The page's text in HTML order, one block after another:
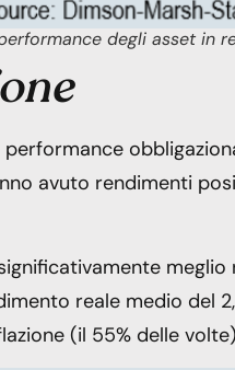
degli asset in
performance
avuto rendimenti
reale medio del
(il 55% delle